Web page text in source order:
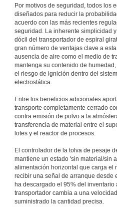
Por motivos de seguridad, todos los
diseñados para reducir la
acuerdo con las más recientes
seguridad. La inherente simplicidad
dócil del transportador de espiral
gran número de ventajas clave a
ausencia de aire como el medio de
mantenga su contenido de
el riesgo de ignición dentro del
electrostática.
Entre los beneficios adicionales
transporte completamente cerrado
contra emisión de polvo a la
transferencia de material entre el
lotes y el reactor de procesos.
El controlador de la tolva de pesaje
mantiene un estado 'sin material/sin
alimentación horizontal que carga el
recibir una señal de arranque desde
ha descargado el 95% del inventario
transportador cambia a una
suministrado la cantidad precisa.